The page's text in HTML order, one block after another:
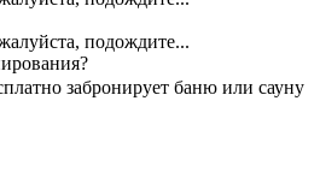
подождите...
забронирует баню или сауну